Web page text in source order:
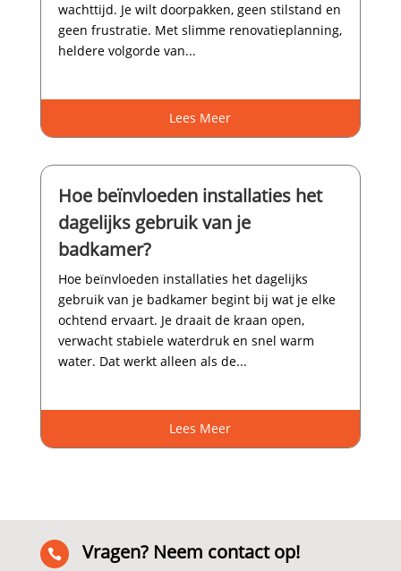
wachttijd.​ Je wilt doorpakken, geen stilstand en
geen frustratie.​ Met slimme renovatieplanning,
heldere volgorde van...
Lees Meer
Hoe beïnvloeden installaties het
dagelijks gebruik van je
badkamer?
Hoe beïnvloeden installaties het dagelijks
gebruik van je badkamer begint bij wat je elke
ochtend ervaart.​ Je draait de kraan open,
verwacht stabiele waterdruk en snel warm
water.​ Dat werkt alleen als de...
Lees Meer
 Vragen? Neem contact op!